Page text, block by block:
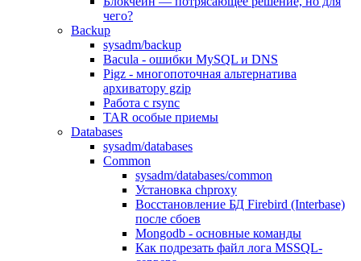
чего?
Backup
sysadm/backup
Bacula - ошибки MySQL и DNS
Pigz - многопоточная альтернатива
архиватору gzip
Работа с rsync
TAR особые приемы
Databases
sysadm/databases
Common
sysadm/databases/common
Установка chproxy
Восстановление БД Firebird (Interbase)
после сбоев
Mongodb - основные команды
Как подрезать файл лога MSSQL-